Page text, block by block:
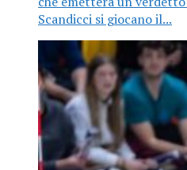
Scandicci si giocano il...